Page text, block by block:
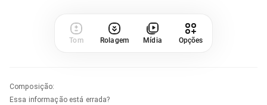
Tom Rolagem Mídia Opções
Composição:
Essa informação está errada?